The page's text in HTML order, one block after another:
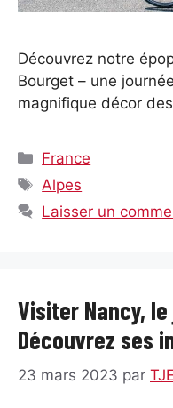
Découvrez notre
Bourget – une
magnifique décor
Catégories
France
Étiquettes
Alpes
Laisser un
Visiter Nancy,
Découvrez ses
23 mars 2023 par TJE